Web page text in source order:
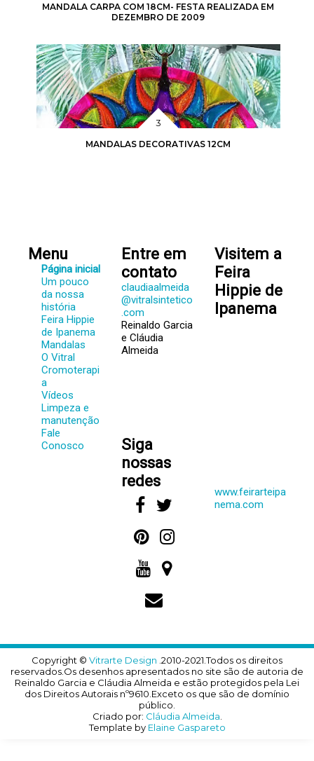
MANDALA CARPA COM 18CM- FESTA REALIZADA EM
DEZEMBRO DE 2009
MANDALAS DECORATIVAS 12CM
Menu
Página inicial
Um pouco
da nossa
história
Feira Hippie
de Ipanema
Mandalas
O Vitral
Cromoterapi
a
Vídeos
Limpeza e
manutenção
Fale
Conosco
Entre em
contato
claudiaalmeida
@vitralsintetico
.com
Reinaldo Garcia
e Cláudia
Almeida
Siga
nossas
redes
Visitem a
Feira
Hippie de
Ipanema
www.feirarteipa
nema.com
Copyright © Vitrarte Design .2010-2021.Todos os direitos
reservados.Os desenhos apresentados no site são de autoria de
Reinaldo Garcia e Cláudia Almeida e estão protegidos pela Lei
dos Direitos Autorais nº9610.Exceto os que são de domínio
público.
Criado por: Cláudia Almeida
Template by Elaine Gaspareto